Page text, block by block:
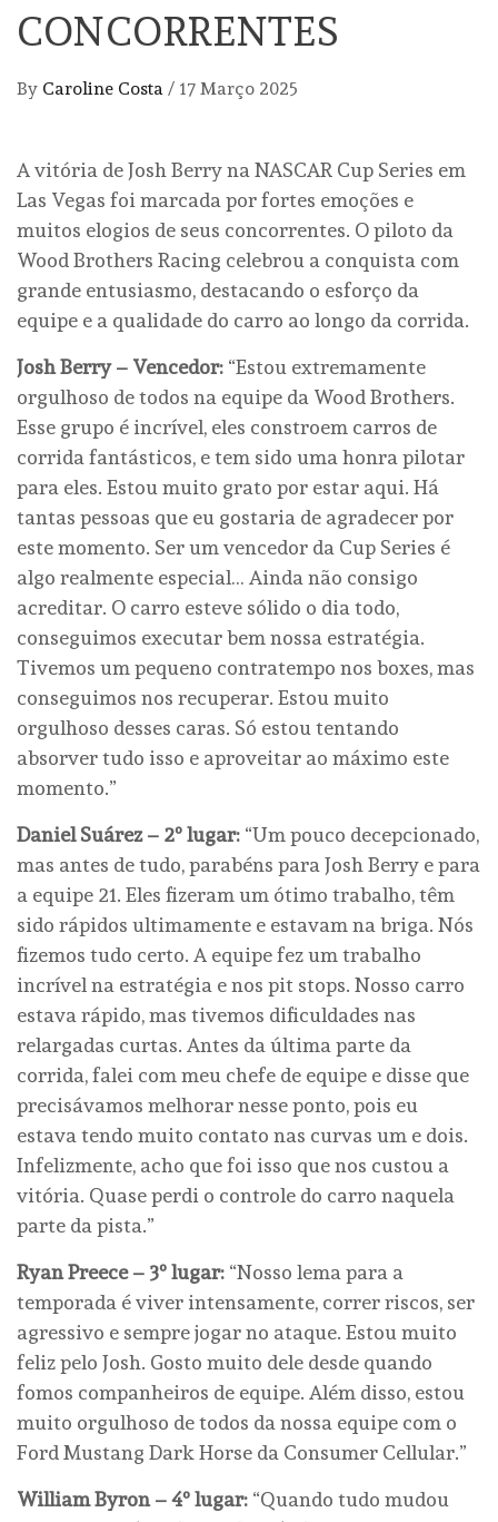
CONCORRENTES
By Caroline Costa / 17 Março 2025
A vitória de Josh Berry na NASCAR Cup Series em
Las Vegas foi marcada por fortes emoções e
muitos elogios de seus concorrentes. O piloto da
Wood Brothers Racing celebrou a conquista com
grande entusiasmo, destacando o esforço da
equipe e a qualidade do carro ao longo da corrida.
Josh Berry – Vencedor: “Estou extremamente
orgulhoso de todos na equipe da Wood Brothers.
Esse grupo é incrível, eles constroem carros de
corrida fantásticos, e tem sido uma honra pilotar
para eles. Estou muito grato por estar aqui. Há
tantas pessoas que eu gostaria de agradecer por
este momento. Ser um vencedor da Cup Series é
algo realmente especial… Ainda não consigo
acreditar. O carro esteve sólido o dia todo,
conseguimos executar bem nossa estratégia.
Tivemos um pequeno contratempo nos boxes, mas
conseguimos nos recuperar. Estou muito
orgulhoso desses caras. Só estou tentando
absorver tudo isso e aproveitar ao máximo este
momento.”
Daniel Suárez – 2º lugar: “Um pouco decepcionado,
mas antes de tudo, parabéns para Josh Berry e para
a equipe 21. Eles fizeram um ótimo trabalho, têm
sido rápidos ultimamente e estavam na briga. Nós
fizemos tudo certo. A equipe fez um trabalho
incrível na estratégia e nos pit stops. Nosso carro
estava rápido, mas tivemos dificuldades nas
relargadas curtas. Antes da última parte da
corrida, falei com meu chefe de equipe e disse que
precisávamos melhorar nesse ponto, pois eu
estava tendo muito contato nas curvas um e dois.
Infelizmente, acho que foi isso que nos custou a
vitória. Quase perdi o controle do carro naquela
parte da pista.”
Ryan Preece – 3º lugar: “Nosso lema para a
temporada é viver intensamente, correr riscos, ser
agressivo e sempre jogar no ataque. Estou muito
feliz pelo Josh. Gosto muito dele desde quando
fomos companheiros de equipe. Além disso, estou
muito orgulhoso de todos da nossa equipe com o
Ford Mustang Dark Horse da Consumer Cellular.”
William Byron – 4º lugar: “Quando tudo mudou